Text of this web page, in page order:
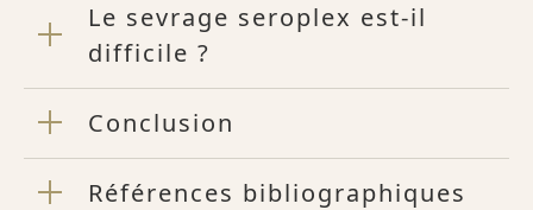
Le sevrage seroplex est-il
difficile ?
Conclusion
Références bibliographiques